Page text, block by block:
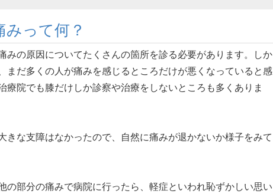
みって何？
みの原因についてたくさんの箇所を診る必要があります。しか
まだ多くの人が痛みを感じるところだけが悪くなっていると感
療院でも膝だけしか診察や治療をしないところも多くありま
きな支障はなかったので、自然に痛みが退かないか様子をみて
の部分の痛みで病院に行ったら、軽症といわれ恥ずかしい思い